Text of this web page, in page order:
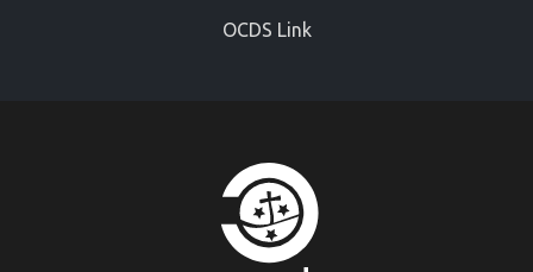
OCDS Link